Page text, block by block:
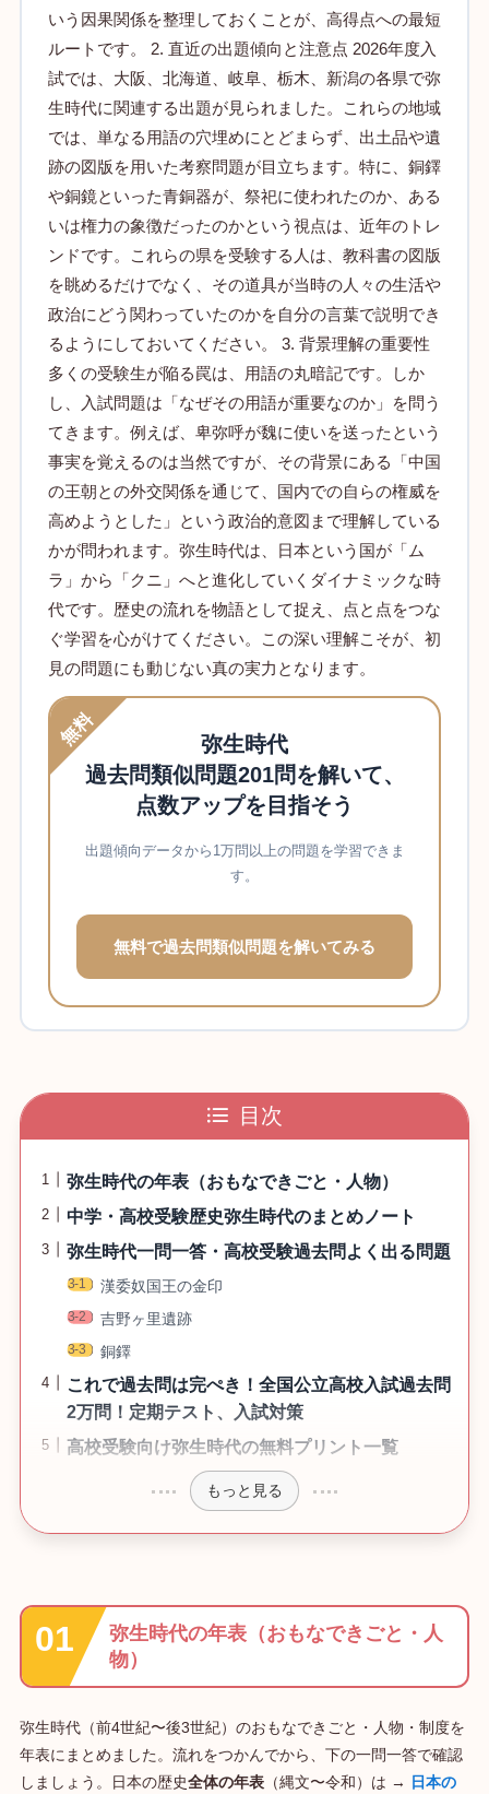
いう因果関係を整理しておくことが、高得点への最短
ルートです。 2. 直近の出題傾向と注意点 2026年度入
試では、大阪、北海道、岐阜、栃木、新潟の各県で弥
生時代に関連する出題が見られました。これらの地域
では、単なる用語の穴埋めにとどまらず、出土品や遺
跡の図版を用いた考察問題が目立ちます。特に、銅鐸
や銅鏡といった青銅器が、祭祀に使われたのか、ある
いは権力の象徴だったのかという視点は、近年のトレ
ンドです。これらの県を受験する人は、教科書の図版
を眺めるだけでなく、その道具が当時の人々の生活や
政治にどう関わっていたのかを自分の言葉で説明でき
るようにしておいてください。 3. 背景理解の重要性
多くの受験生が陥る罠は、用語の丸暗記です。しか
し、入試問題は「なぜその用語が重要なのか」を問う
てきます。例えば、卑弥呼が魏に使いを送ったという
事実を覚えるのは当然ですが、その背景にある「中国
の王朝との外交関係を通じて、国内での自らの権威を
高めようとした」という政治的意図まで理解している
かが問われます。弥生時代は、日本という国が「ム
ラ」から「クニ」へと進化していくダイナミックな時
代です。歴史の流れを物語として捉え、点と点をつな
ぐ学習を心がけてください。この深い理解こそが、初
見の問題にも動じない真の実力となります。
無料
弥生時代
過去問類似問題201問を解いて、
点数アップを目指そう
出題傾向データから1万問以上の問題を学習できま
す。
無料で過去問類似問題を解いてみる
目次
弥生時代の年表（おもなできごと・人物）
中学・高校受験歴史弥生時代のまとめノート
弥生時代一問一答・高校受験過去問よく出る問題
漢委奴国王の金印
吉野ヶ里遺跡
銅鐸
これで過去問は完ぺき！全国公立高校入試過去問
2万問！定期テスト、入試対策
高校受験向け弥生時代の無料プリント一覧
もっと見る
弥生時代の年表（おもなできごと・人
物）
弥生時代（前4世紀〜後3世紀）のおもなできごと・人物・制度を
年表にまとめました。流れをつかんでから、下の一問一答で確認
しましょう。日本の歴史全体の年表（縄文〜令和）は →
日本の